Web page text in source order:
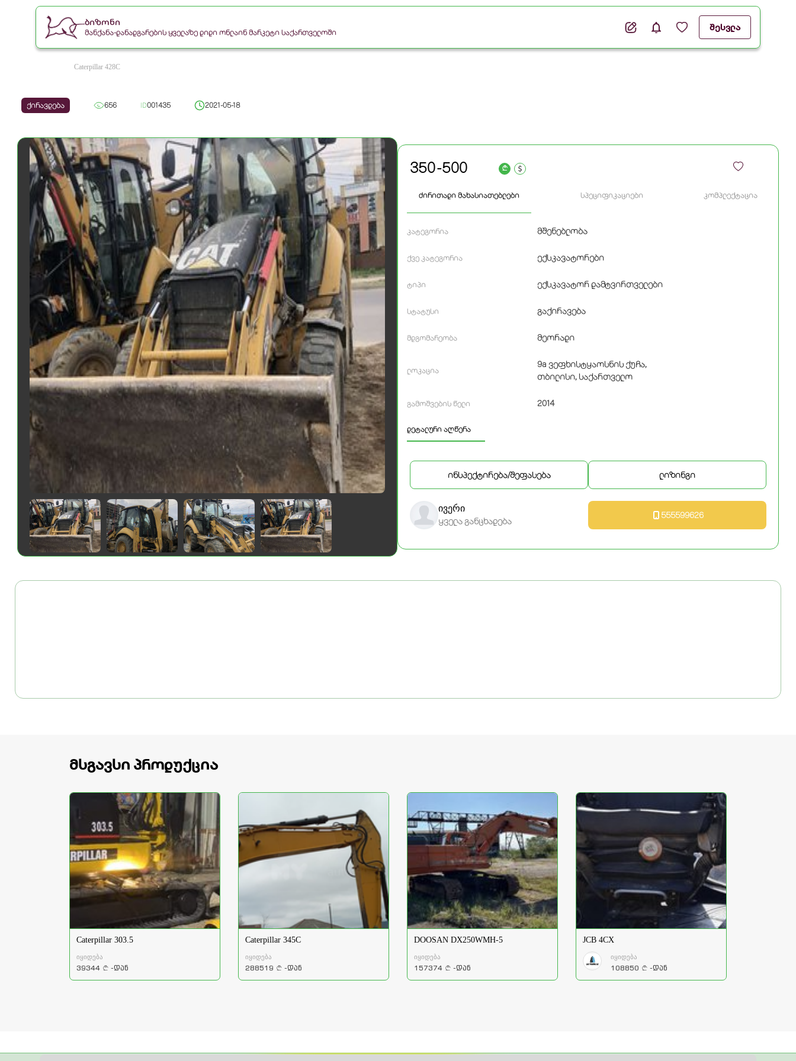
ბიზონი
მანქანა-დანადგარების ყველაზე დიდი ონლაინ მარკეტი საქართველოში
შესვლა
Caterpillar 428C
ქირავდება 656 ID001435 2021-05-18
350 - 500 a
ძირითადი მახასიათებლები სპეციფიკაციები კომპლექტაცია
კატეგორია მშენებლობა
ქვე კატეგორია ექსკავატორები
ტიპი ექსკავატორ დამტვირთველები
სტატუსი გაქირავება
მდგომარეობა მეორადი
ლოკაცია
9a ვეფხისტყაოსნის ქუჩა,
თბილისი, საქართველო
გამოშვების წელი 2014
დეტალური აღწერა
ინსპექტირება/შეფასება ლიზინგი
ივერი
ყველა განცხადება
555599626
მსგავსი პროდუქცია
Caterpillar 303.5
იყიდება
39344 a -დან
Caterpillar 345C
იყიდება
288519 a -დან
DOOSAN DX250WMH-5
იყიდება
157374 a -დან
JCB 4CX
იყიდება
108850 a -დან